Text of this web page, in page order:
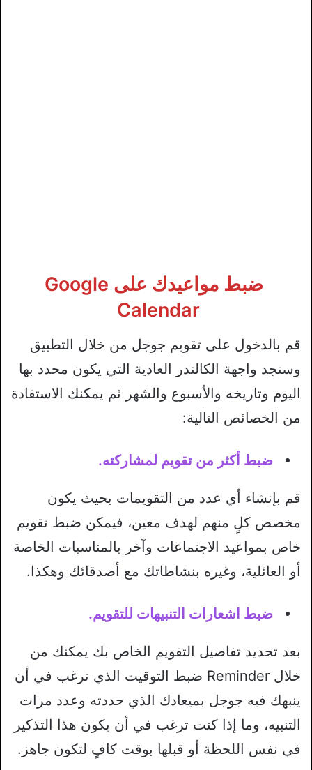
ضبط مواعيدك على Google
Calendar
قم بالدخول على تقويم جوجل من خلال التطبيق
وستجد واجهة الكالندر العادية التي يكون محدد بها
اليوم وتاريخه والأسبوع والشهر ثم يمكنك الاستفادة
من الخصائص التالية:
ضبط أكثر من تقويم لمشاركته.
قم بإنشاء أي عدد من التقويمات بحيث يكون
مخصص كلٍ منهم لهدف معين، فيمكن ضبط تقويم
خاص بمواعيد الاجتماعات وآخر بالمناسبات الخاصة
أو العائلية، وغيره بنشاطاتك مع أصدقائك وهكذا.
ضبط اشعارات التنبيهات للتقويم.
بعد تحديد تفاصيل التقويم الخاص بك يمكنك من
خلال Reminder ضبط التوقيت الذي ترغب في أن
ينبهك فيه جوجل بميعادك الذي حددته وعدد مرات
التنبيه، وما إذا كنت ترغب في أن يكون هذا التذكير
في نفس اللحظة أو قبلها بوقت كافٍ لتكون جاهز.